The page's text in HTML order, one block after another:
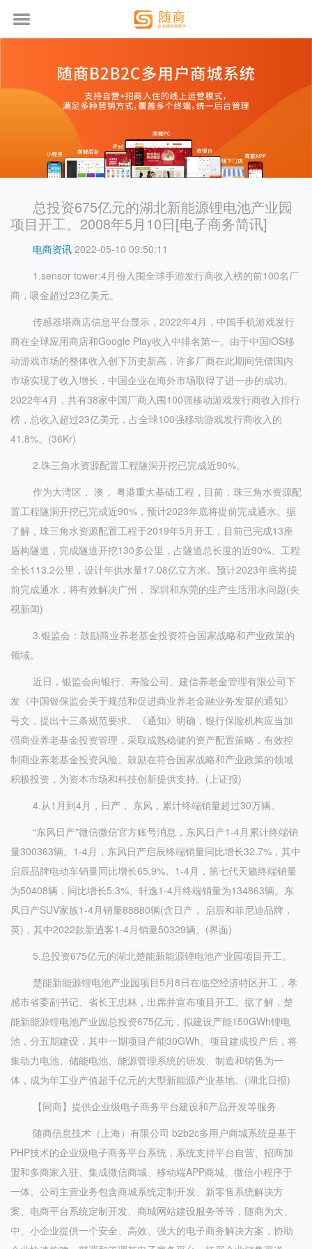
总投资675亿元的湖北新能源锂电池产业园
项目开工。2008年5月10日[电子商务简讯]
电商资讯 2022-05-10 09:50:11
1.sensor tower:4月份入围全球手游发行商收入榜的前100名厂
商，吸金超过23亿美元。
传感器塔商店信息平台显示，2022年4月，中国手机游戏发行
商在全球应用商店和Google Play收入中排名第一。由于中国iOS移
动游戏市场的整体收入创下历史新高，许多厂商在此期间凭借国内
市场实现了收入增长，中国企业在海外市场取得了进一步的成功。
2022年4月，共有38家中国厂商入围100强移动游戏发行商收入排行
榜，总收入超过23亿美元，占全球100强移动游戏发行商收入的
41.8%。(36Kr)
2.珠三角水资源配置工程隧洞开挖已完成近90%。
作为大湾区， 澳， 粤港重大基础工程，目前，珠三角水资源配
置工程隧洞开挖已完成近90%，预计2023年底将提前完成通水。据
了解，珠三角水资源配置工程于2019年5月开工，目前已完成13座
盾构隧道，完成隧道开挖130多公里，占隧道总长度的近90%。工程
全长113.2公里，设计年供水量17.08亿立方米。预计2023年底将提
前完成通水，将有效解决广州， 深圳和东莞的生产生活用水问题(央
视新闻)
3.银监会：鼓励商业养老基金投资符合国家战略和产业政策的
领域。
近日，银监会向银行、寿险公司、建信养老金管理有限公司下
发《中国银保监会关于规范和促进商业养老金融业务发展的通知》
号文，提出十三条规范要求。《通知》明确，银行保险机构应当加
强商业养老基金投资管理，采取成熟稳健的资产配置策略，有效控
制商业养老基金投资风险。鼓励在符合国家战略和产业政策的领域
积极投资，为资本市场和科技创新提供支持。(上证报)
4.从1月到4月，日产， 东风，累计终端销量超过30万辆。
“东风日产"微信微信官方账号消息，东风日产1-4月累计终端销
量300363辆。1-4月，东风日产启辰终端销量同比增长32.7%，其中
启辰品牌电动车销量同比增长65.9%。1-4月，第七代天籁终端销量
为50408辆，同比增长5.3%。轩逸1-4月终端销量为134863辆。东
风日产SUV家族1-4月销量88880辆(含日产， 启辰和菲尼迪品牌，
英)，其中2022款新逍客1-4月销量50329辆。(界面)
5.总投资675亿元的湖北楚能新能源锂电池产业园项目开工。
楚能新能源锂电池产业园项目5月8日在临空经济特区开工，孝
感市省委副书记、省长王忠林，出席并宣布项目开工。据了解，楚
能新能源锂电池产业园总投资675亿元，拟建设产能150GWh锂电
池，分五期建设，其中一期项目产能30GWh。项目建成投产后，将
集动力电池、储能电池、能源管理系统的研发、制造和销售为一
体，成为年工业产值超千亿元的大型新能源产业基地。(湖北日报)
【同商】提供企业级电子商务平台建设和产品开发等服务
随商信息技术（上海）有限公司 b2b2c多用户商城系统是基于
PHP技术的企业级电子商务平台系统，系统支持平台自营、招商加
盟和多商家入驻、集成微信商城、移动端APP商城、微信小程序于
一体。公司主营业务包含商城系统定制开发、新零售系统解决方
案、电商平台系统定制开发、商城网站建设服务等等，随商为大、
中、小企业提供一个安全、高效、强大的电子商务解决方案，协助